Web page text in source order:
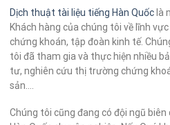
Dịch thuật tài liệu tiếng Hàn Quốc là
Khách hàng của chúng tôi về lĩnh
chứng khoán, tập đoàn kinh tế.
tôi đã tham gia và thực hiện nhiều
tư, nghiên cứu thị trường chứng
sản….
Chúng tôi cũng đang có đội ngũ